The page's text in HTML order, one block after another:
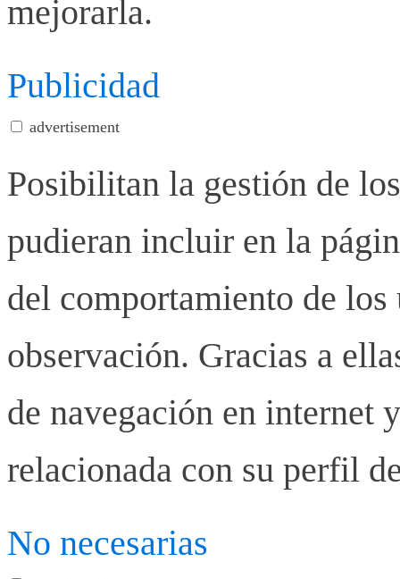
mejorarla.
Publicidad
advertisement
Posibilitan la gestión de
pudieran incluir en la
del comportamiento de los
observación. Gracias a
de navegación en internet
relacionada con su perfil
No necesarias